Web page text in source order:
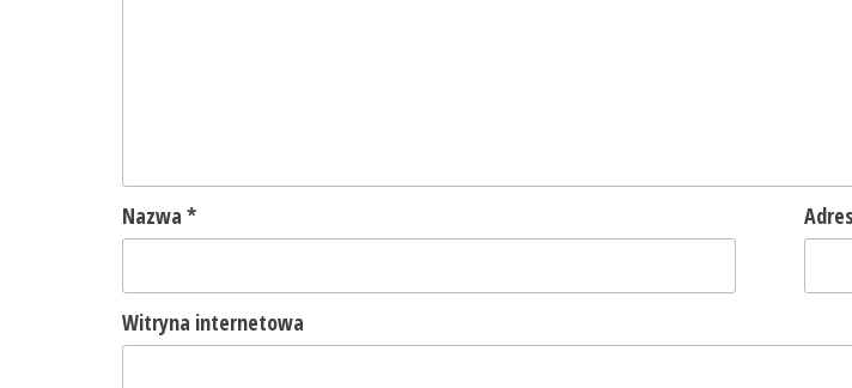
Nazwa *
Witryna internetowa